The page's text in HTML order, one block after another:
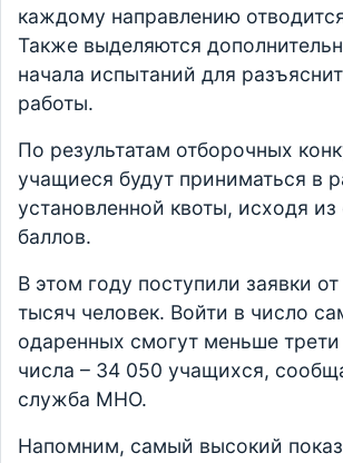
каждому направлению
Также выделяются
начала испытаний для
работы.
По результатам отборочных
учащиеся будут приниматься в
установленной квоты, исходя
баллов.
В этом году поступили заявки
тысяч человек. Войти в число
одаренных смогут меньше трети
числа – 34 050 учащихся,
служба МНО.
Напомним, самый высокий